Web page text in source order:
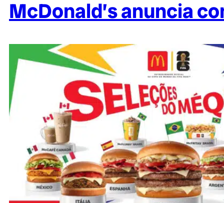
McDonald’s anuncia